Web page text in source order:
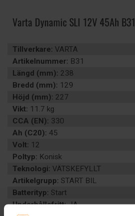
Varta Dynamic SLI 12V 45Ah B31
Tillverkare: VARTA
Artikelnummer: B31
Längd (mm): 238
Bredd (mm): 129
Höjd (mm): 227
Vikt: 11.7 kg
CCA (EN): 330
Ah (C20): 45
Volt: 12
Poltyp: Konisk
Teknologi: VÄTSKEFYLLT
Artikelgrupp: START BIL
Batterityp: Start
Underhållsfritt:JA